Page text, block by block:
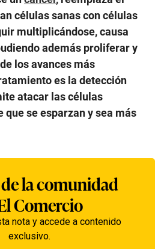
células sanas con células
multiplicándose, causa
además proliferar y
los avances más
es la detección
atacar las células
que se esparzan y sea más